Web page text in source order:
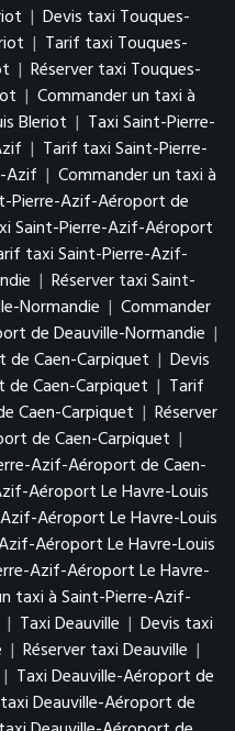
| Devis taxi Touques-
| Tarif taxi Touques-
| Réserver taxi Touques-
| Commander un taxi à
Bleriot | Taxi Saint-Pierre-
| Tarif taxi Saint-Pierre-
Azif | Commander un taxi à
Pierre-Azif-Aéroport de
Saint-Pierre-Azif-Aéroport
taxi Saint-Pierre-Azif-
| Réserver taxi Saint-
Normandie | Commander
de Deauville-Normandie |
Caen-Carpiquet | Devis
Caen-Carpiquet | Tarif
Caen-Carpiquet | Réserver
de Caen-Carpiquet |
Azif-Aéroport de Caen-
Aéroport Le Havre-Louis
Aéroport Le Havre-Louis
Aéroport Le Havre-Louis
Azif-Aéroport Le Havre-
taxi à Saint-Pierre-Azif-
| Taxi Deauville | Devis taxi
| Réserver taxi Deauville |
| Taxi Deauville-Aéroport de
Deauville-Aéroport de